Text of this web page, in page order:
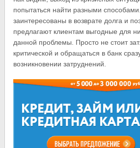
попытаться найти разными
заинтересованы в возврате долга и
предлагают клиентам выгодные для
данной проблемы. Просто не стоит
критической и обращаться в банк
возникновении затруднений.